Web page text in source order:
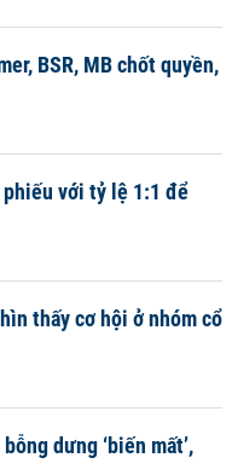
BSR, MB chốt quyền,
phiếu với tỷ lệ 1:1 để
thấy cơ hội ở nhóm cổ
dưng ‘biến mất’,